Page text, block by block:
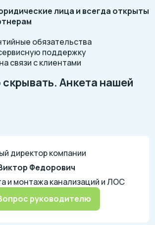
лица и всегда открыты
обязательства
поддержку
связи с клиентами
Анкета нашей
директор компании
Федорович
и монтажа канализаций и ЛОС
руководителю